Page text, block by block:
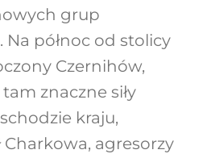
grup
Na północ od stolicy
Czernihów,
znaczne siły
kraju,
Charkowa, agresorzy